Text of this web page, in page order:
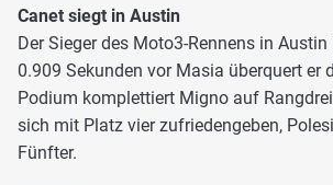
Canet siegt in Austin
Der Sieger des Moto3-Rennens in
0.909 Sekunden vor Masia überquert er
Podium komplettiert Migno auf
sich mit Platz vier zufriedengeben,
Fünfter.